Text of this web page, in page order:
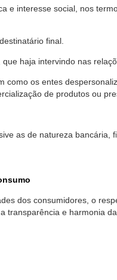
e interesse social, nos
final.
haja intervindo nas
os entes
de produtos ou
as de natureza bancária,
dos consumidores, o
transparência e harmonia